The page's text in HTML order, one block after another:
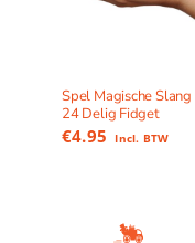
Spel Magische Slang
24 Delig Fidget
€4.95 Incl. BTW